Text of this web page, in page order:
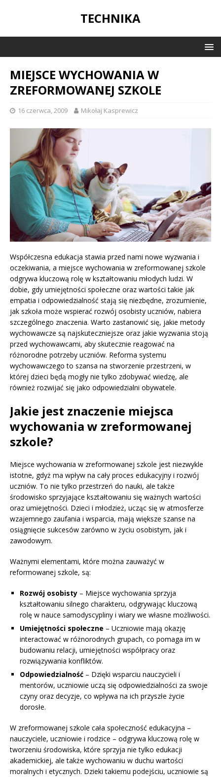
TECHNIKA
MIEJSCE WYCHOWANIA W
ZREFORMOWANEJ SZKOLE
16 czerwca, 2009 Mikołaj Kasprewicz
Współczesna edukacja stawia przed nami nowe wyzwania i
oczekiwania, a miejsce wychowania w zreformowanej szkole
odgrywa kluczową rolę w kształtowaniu młodych ludzi. W
dobie, gdy umiejętności społeczne oraz wartości takie jak
empatia i odpowiedzialność stają się niezbędne, zrozumienie,
jak szkoła może wspierać rozwój osobisty uczniów, nabiera
szczególnego znaczenia. Warto zastanowić się, jakie metody
wychowawcze są najskuteczniejsze oraz jakie wyzwania stoją
przed wychowawcami, aby skutecznie reagować na
różnorodne potrzeby uczniów. Reforma systemu
wychowawczego to szansa na stworzenie przestrzeni, w
której dzieci będą mogły nie tylko zdobywać wiedzę, ale
również rozwijać się jako odpowiedzialni obywatele.
Jakie jest znaczenie miejsca
wychowania w zreformowanej
szkole?
Miejsce wychowania w zreformowanej szkole jest niezwykle
istotne, gdyż ma wpływ na cały proces edukacyjny i rozwój
uczniów. To nie tylko przestrzeń do nauki, ale także
środowisko sprzyjające kształtowaniu się ważnych wartości
oraz umiejętności. Dzieci i młodzież, ucząc się w atmosferze
wzajemnego zaufania i wsparcia, mają większe szanse na
osiągnięcie sukcesów zarówno w życiu osobistym, jak i
zawodowym.
Ważnymi elementami, które można zauważyć w
reformowanej szkole, są:
Rozwój osobisty – Miejsce wychowania sprzyja
kształtowaniu silnego charakteru, odgrywając kluczową
rolę w nauce samodyscypliny i wiary we własne możliwości.
Umiejętności społeczne – Uczniowie mają okazję
interactować w różnorodnych grupach, co pomaga im w
budowaniu relacji, umiejętności współpracy oraz
rozwiązywania konfliktów.
Odpowiedzialność – Dzięki wsparciu nauczycieli i
mentorów, uczniowie uczą się odpowiedzialności za swoje
czyny oraz decyzje, co wpływa na ich przyszłe życie
dorosłe.
W zreformowanej szkole cała społeczność edukacyjna –
nauczyciele, uczniowie i rodzice – odgrywa kluczową rolę w
tworzeniu środowiska, które sprzyja nie tylko edukacji
akademickiej, ale także wychowaniu w duchu wartości
moralnych i etycznych. Dzieki takiemu podejściu, uczniowie są